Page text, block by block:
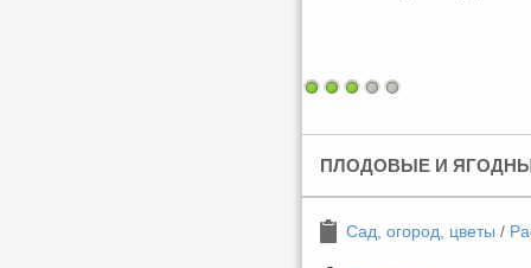
ПЛОДОВЫЕ И
Сад, огород, цветы /